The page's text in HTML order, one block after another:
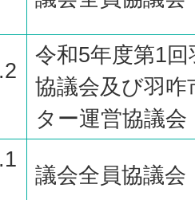
令和5年度第1
協議会及び羽
ター運営協議会
議会全員協議会